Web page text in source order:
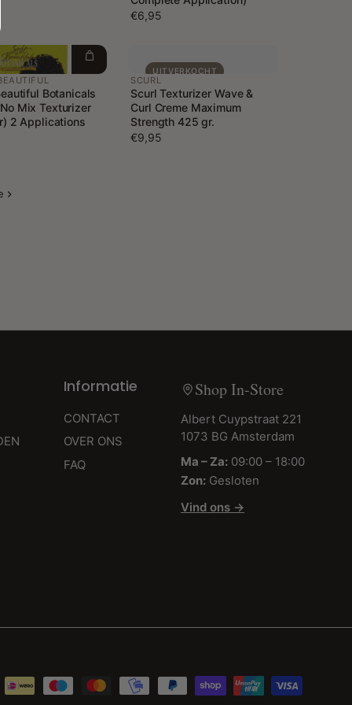
€6,95
Botanicals
Mix Texturizer
2 Applications
UITVERKOCHT
SCURL
Scurl Texturizer Wave &
Curl Creme Maximum
Strength 425 gr.
€9,95
Informatie
CONTACT
OVER ONS
FAQ
Shop In-Store
Albert Cuypstraat 221
1073 BG Amsterdam
Ma – Za: 09:00 – 18:00
Zon: Gesloten
Vind ons →